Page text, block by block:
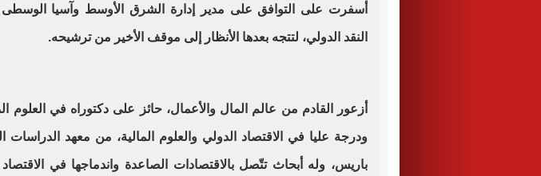
أسفرت على التوافق على مدير إدارة الشرق الأوسط وآسيا
النقد الدولي، لتتجه بعدها الأنظار إلى موقف الأخير من ترشيحه.
أزعور القادم من عالم المال والأعمال، حائز على دكتوراه في العلوم
ودرجة عليا في الاقتصاد الدولي والعلوم المالية، من معهد الدراسات
باريس، وله أبحاث تتّصل بالاقتصادات الصاعدة واندماجها في